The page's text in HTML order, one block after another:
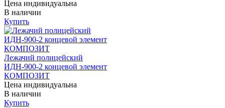
Цена индивидуальна
В наличии
Купить
Лежачий полицейский
ИДН-900-2 концевой элемент
КОМПОЗИТ
Цена индивидуальна
В наличии
Купить